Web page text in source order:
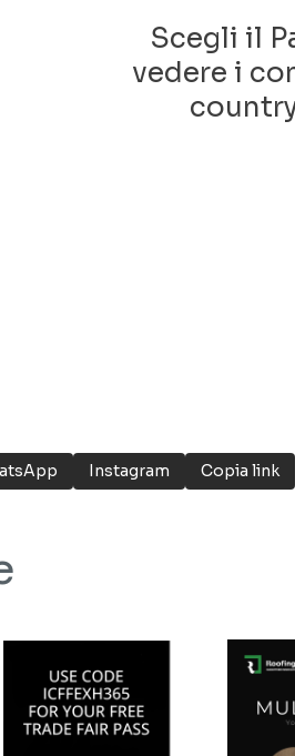
Scegli il
vedere i
senza sensi di
centralità del tema
Orlandi
in occasione
infatti presente con
Leonardo da Vinci
della
entrano in
anche nelle sue
Instagram Copia link